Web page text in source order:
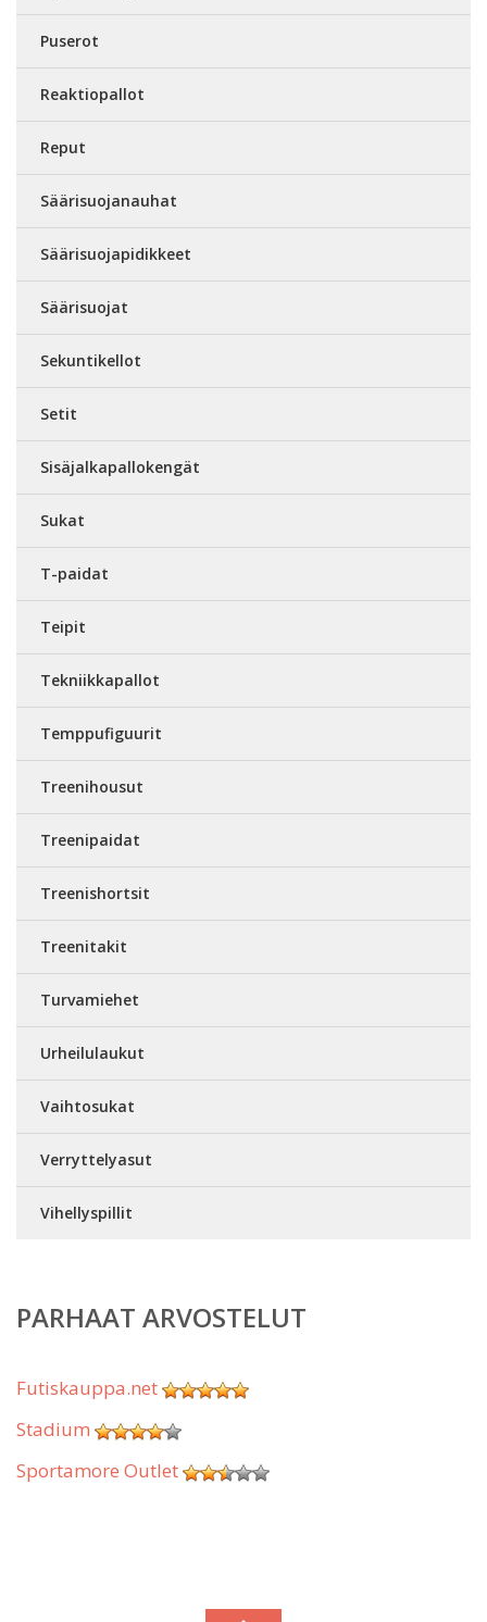
Puserot
Reaktiopallot
Reput
Säärisuojanauhat
Säärisuojapidikkeet
Säärisuojat
Sekuntikellot
Setit
Sisäjalkapallokengät
Sukat
T-paidat
Teipit
Tekniikkapallot
Temppufiguurit
Treenihousut
Treenipaidat
Treenishortsit
Treenitakit
Turvamiehet
Urheilulaukut
Vaihtosukat
Verryttelyasut
Vihellyspillit
PARHAAT ARVOSTELUT
Futiskauppa.net
Stadium
Sportamore Outlet